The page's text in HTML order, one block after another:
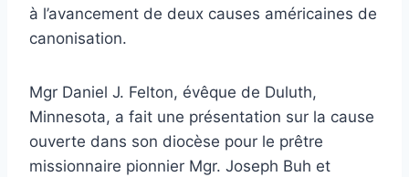
à l’avancement de deux causes américaines de
canonisation.
Mgr Daniel J. Felton, évêque de Duluth,
Minnesota, a fait une présentation sur la cause
ouverte dans son diocèse pour le prêtre
missionnaire pionnier Mgr. Joseph Buh et